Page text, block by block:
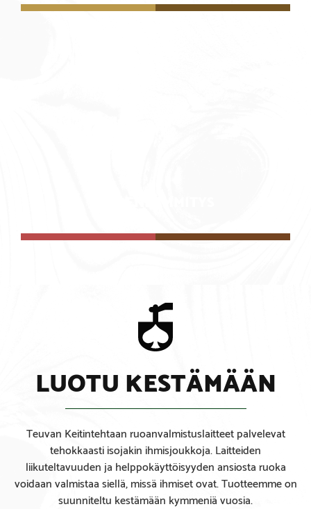
LUOTU KESTÄMÄÄN
Teuvan Keitintehtaan ruoanvalmistuslaitteet palvelevat
tehokkaasti isojakin ihmisjoukkoja. Laitteiden
liikuteltavuuden ja helppokäyttöisyyden ansiosta ruoka
voidaan valmistaa siellä, missä ihmiset ovat. Tuotteemme on
suunniteltu kestämään kymmeniä vuosia.